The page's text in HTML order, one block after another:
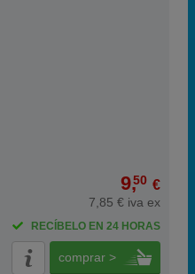
9,50 €
7,85 € iva ex
RECÍBELO EN 24 HORAS
comprar >